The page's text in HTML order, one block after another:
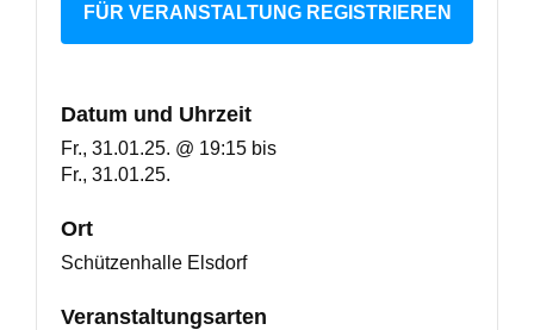
FÜR VERANSTALTUNG REGISTRIEREN
Datum und Uhrzeit
Fr., 31.01.25. @ 19:15 bis
Fr., 31.01.25.
Ort
Schützenhalle Elsdorf
Veranstaltungsarten